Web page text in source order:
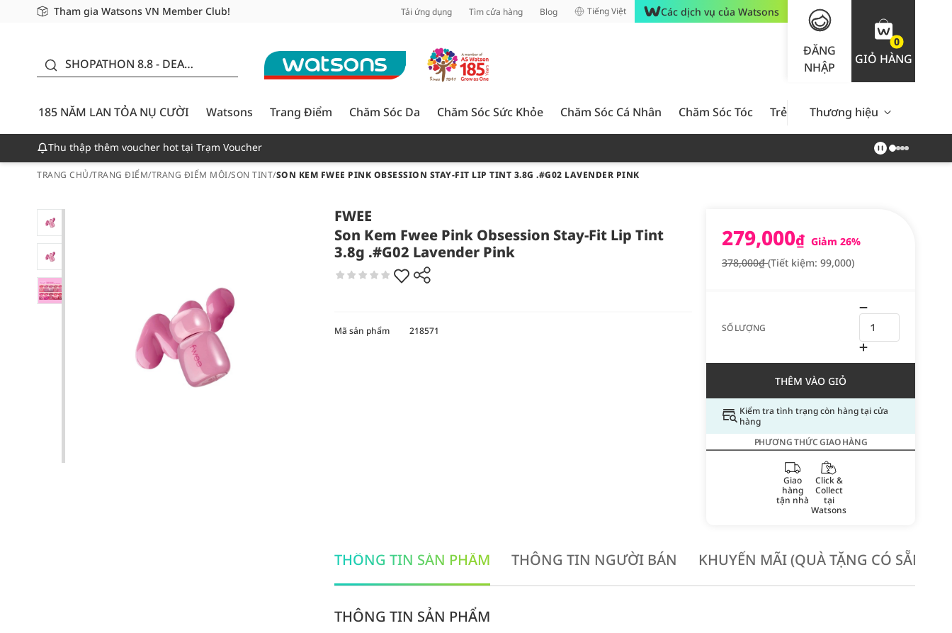
Tham gia Watsons VN Member Club!
Miễn phí giao hàng cho đơn hàng từ 249,000Đ
Giao hàng nhanh 24h - Áp dụng khu vực TP. Hồ Chí Minh Tải ứng dụng Tìm cửa hàng Blog Tiếng Việt Các dịch vụ của Watsons
ĐĂNG
NHẬP
0
GIỎ HÀNG
SHOPATHON 8.8 - DEAL
CƯỜI - GIẢM ĐẾN 50%
185 NĂM LAN TỎA NỤ CƯỜI Watsons Trang Điểm Chăm Sóc Da Chăm Sóc Sức Khỏe Chăm Sóc Cá Nhân Chăm Sóc Tóc Trẻ Em Nam Giới Chăm Sóc
Thương hiệu
Thu thập thêm voucher hot tại Trạm Voucher
TRANG CHỦ/TRANG ĐIỂM/TRANG ĐIỂM MÔI/SON TINT/SON KEM FWEE PINK OBSESSION STAY-FIT LIP TINT 3.8G .#G02 LAVENDER PINK
FWEE
Son Kem Fwee Pink Obsession Stay-Fit Lip Tint
3.8g .#G02 Lavender Pink
279,000₫ Giảm 26%
378,000₫(Tiết kiệm: 99,000)
SỐ LƯỢNG
THÊM VÀO GIỎ
Kiểm tra tình trạng còn hàng tại cửa
hàng
PHƯƠNG THỨC GIAO HÀNG
Giao
hàng
tận nhà
Click &
Collect
tại
Watsons
Mã sản phẩm 218571
THÔNG TIN SẢN PHẨM THÔNG TIN NGƯỜI BÁN KHUYẾN MÃI (QUÀ TẶNG CÓ SẴN
THÔNG TIN SẢN PHẨM